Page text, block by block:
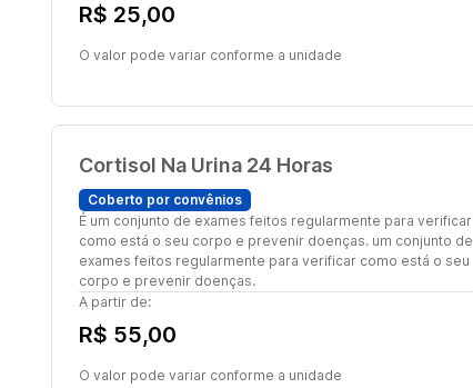
R$ 25,00
O valor pode variar conforme a unidade
Cortisol Na Urina 24 Horas
Coberto por convênios
É um conjunto de exames feitos regularmente para verificar
como está o seu corpo e prevenir doenças. um conjunto de
exames feitos regularmente para verificar como está o seu
corpo e prevenir doenças.
A partir de:
R$ 55,00
O valor pode variar conforme a unidade